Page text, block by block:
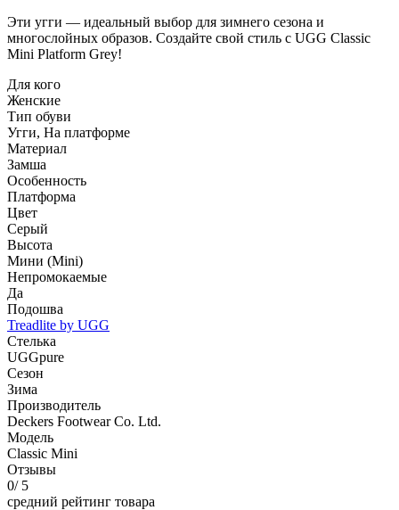
Эти угги — идеальный выбор для зимнего сезона и
многослойных образов. Создайте свой стиль с UGG Classic
Mini Platform Grey!
Для кого
Женские
Тип обуви
Угги, На платформе
Материал
Замша
Особенность
Платформа
Цвет
Серый
Высота
Мини (Mini)
Непромокаемые
Да
Подошва
Treadlite by UGG
Стелька
UGGpure
Сезон
Зима
Производитель
Deckers Footwear Co. Ltd.
Модель
Classic Mini
Отзывы
0/ 5
средний рейтинг товара